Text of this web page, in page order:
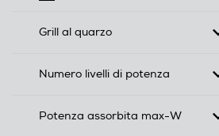
Grill al quarzo
Numero livelli di potenza
Potenza assorbita max-W